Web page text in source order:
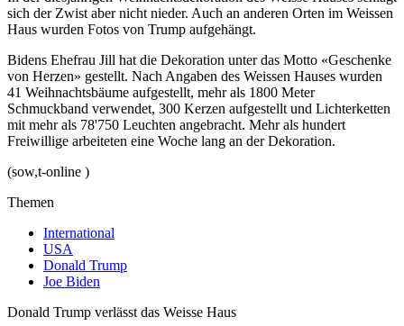
sich der Zwist aber nicht nieder. Auch an anderen Orten im Weissen
Haus wurden Fotos von Trump aufgehängt.
Bidens Ehefrau Jill hat die Dekoration unter das Motto «Geschenke
von Herzen» gestellt. Nach Angaben des Weissen Hauses wurden
41 Weihnachtsbäume aufgestellt, mehr als 1800 Meter
Schmuckband verwendet, 300 Kerzen aufgestellt und Lichterketten
mit mehr als 78'750 Leuchten angebracht. Mehr als hundert
Freiwillige arbeiteten eine Woche lang an der Dekoration.
(sow,t-online )
Themen
International
USA
Donald Trump
Joe Biden
Donald Trump verlässt das Weisse Haus